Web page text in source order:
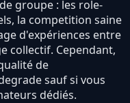
groupe : les role-
la competition saine
d'expériences entre
collectif. Cependant,
de
sauf si vous
dédiés.